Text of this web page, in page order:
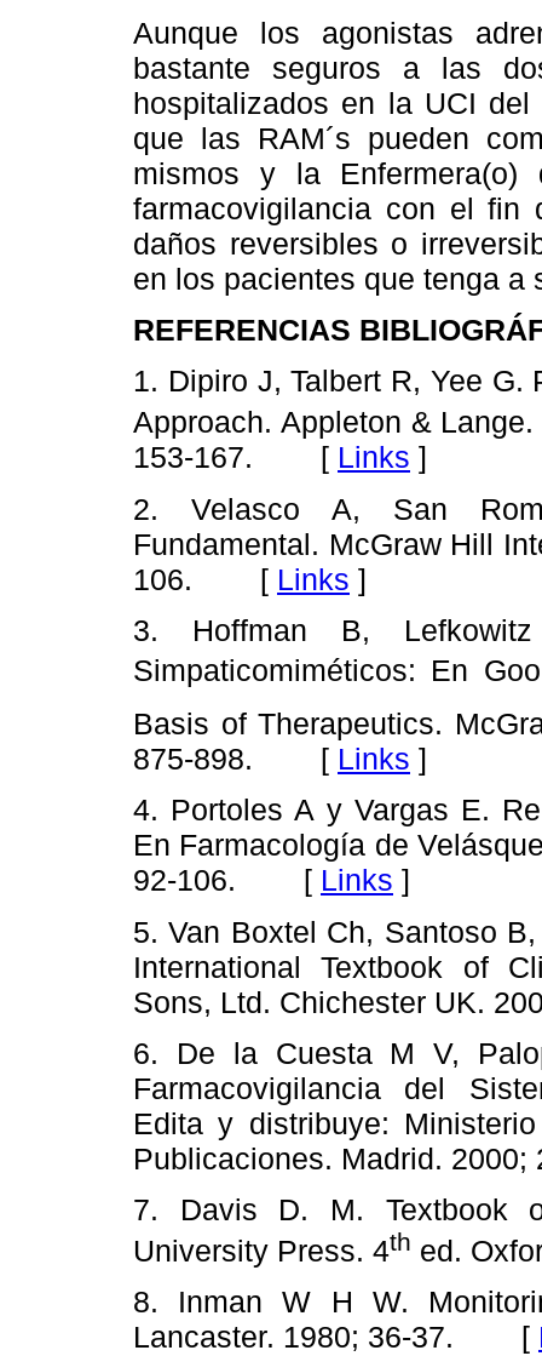
Aunque los agonistas
bastante seguros a las
hospitalizados en la UCI
que las RAM´s pueden
mismos y la Enfermera(o)
farmacovigilancia con el
daños reversibles o
en los pacientes que tenga a
REFERENCIAS
1. Dipiro J, Talbert R, Yee
Approach. Appleton &
153-167. [ Links ]
2. Velasco A, San
Fundamental. McGraw Hill
106. [ Links ]
3. Hoffman B,
Simpaticomiméticos: En
Basis of Therapeutics.
875-898. [ Links ]
4. Portoles A y Vargas E.
En Farmacología de
92-106. [ Links ]
5. Van Boxtel Ch, Santoso
International Textbook of
Sons, Ltd. Chichester UK.
6. De la Cuesta M V,
Farmacovigilancia del
Edita y distribuye:
Publicaciones. Madrid.
7. Davis D. M. Textbook
University Press. 4th ed.
8. Inman W H W.
Lancaster. 1980; 36-37. [